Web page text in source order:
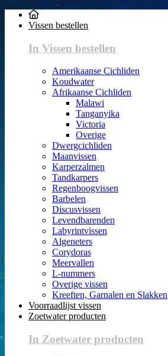
Vissen bestellen
In Vissen bestellen
Amerikaanse Cichliden
Koudwater
Afrikaanse Cichliden
Malawi
Tanganyika
Victoria
Overige
Dwergcichliden
Maanvissen
Karperzalmen
Tandkarpers
Regenboogvissen
Barbelen
Discusvissen
Levendbarenden
Labyrintvissen
Algeneters
Corydoras
Meervallen
L-nummers
Overige vissen
Kreeften, Garnalen en Slakken
Voorraadlijst vissen
Zoetwater producten
In Zoetwater producten